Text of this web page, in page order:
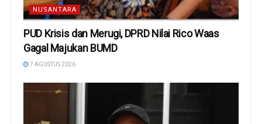
NUSANTARA
PUD Krisis dan Merugi, DPRD Nilai Rico Waas
Gagal Majukan BUMD
7 AGUSTUS 2026